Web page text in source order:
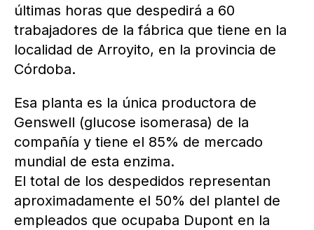
últimas horas que despedirá a 60
trabajadores de la fábrica que tiene en la
localidad de Arroyito, en la provincia de
Córdoba.
Esa planta es la única productora de
Genswell (glucose isomerasa) de la
compañía y tiene el 85% de mercado
mundial de esta enzima.
El total de los despedidos representan
aproximadamente el 50% del plantel de
empleados que ocupaba Dupont en la